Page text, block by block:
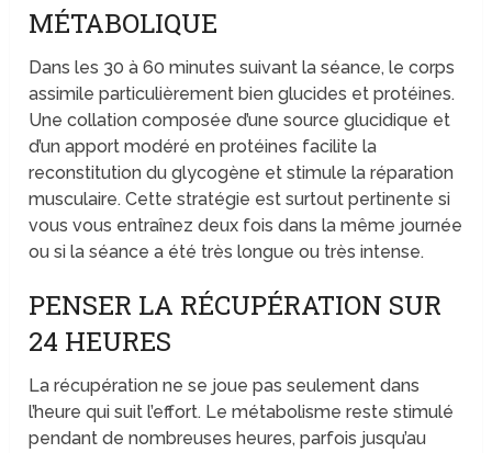
MÉTABOLIQUE
Dans les 30 à 60 minutes suivant la séance, le corps
assimile particulièrement bien glucides et protéines.
Une collation composée d’une source glucidique et
d’un apport modéré en protéines facilite la
reconstitution du glycogène et stimule la réparation
musculaire. Cette stratégie est surtout pertinente si
vous vous entraînez deux fois dans la même journée
ou si la séance a été très longue ou très intense.
PENSER LA RÉCUPÉRATION SUR
24 HEURES
La récupération ne se joue pas seulement dans
l’heure qui suit l’effort. Le métabolisme reste stimulé
pendant de nombreuses heures, parfois jusqu’au